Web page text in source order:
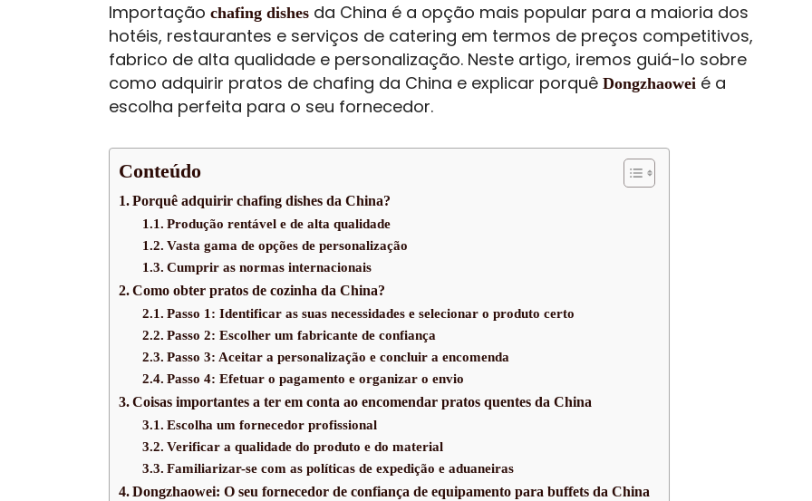
Importação chafing dishes da China é a opção mais popular para a maioria dos
hotéis, restaurantes e serviços de catering em termos de preços competitivos,
fabrico de alta qualidade e personalização. Neste artigo, iremos guiá-lo sobre
como adquirir pratos de chafing da China e explicar porquê Dongzhaowei é a
escolha perfeita para o seu fornecedor.
Conteúdo
Porquê adquirir chafing dishes da China?
Produção rentável e de alta qualidade
Vasta gama de opções de personalização
Cumprir as normas internacionais
Como obter pratos de cozinha da China?
Passo 1: Identificar as suas necessidades e selecionar o produto certo
Passo 2: Escolher um fabricante de confiança
Passo 3: Aceitar a personalização e concluir a encomenda
Passo 4: Efetuar o pagamento e organizar o envio
Coisas importantes a ter em conta ao encomendar pratos quentes da China
Escolha um fornecedor profissional
Verificar a qualidade do produto e do material
Familiarizar-se com as políticas de expedição e aduaneiras
Dongzhaowei: O seu fornecedor de confiança de equipamento para buffets da China